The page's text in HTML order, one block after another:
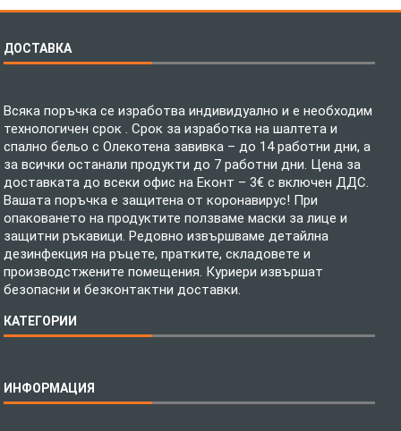
ДОСТАВКА
Всяка поръчка се изработва индивидуално и е необходим
технологичен срок . Срок за изработка на шалтета и
спално бельо с Олекотена завивка – до 14 работни дни, а
за всички останали продукти до 7 работни дни. Цена за
доставката до всеки офис на Еконт – 3€ с включен ДДС.
Вашата поръчка е защитена от коронавирус! При
опаковането на продуктите ползваме маски за лице и
защитни ръкавици. Редовно извършваме детайлна
дезинфекция на ръцете, пратките, складовете и
производстжените помещения. Куриери извършат
безопасни и безконтактни доставки.
КАТЕГОРИИ
Бебешки спални комплекти
ИНФОРМАЦИЯ